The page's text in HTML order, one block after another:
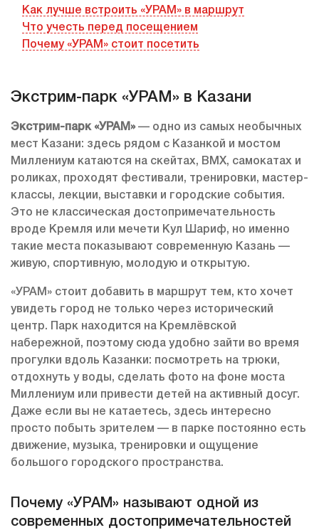
Как лучше встроить «УРАМ» в маршрут
Что учесть перед посещением
Почему «УРАМ» стоит посетить
Экстрим-парк «УРАМ» в Казани
Экстрим-парк «УРАМ» — одно из самых необычных
мест Казани: здесь рядом с Казанкой и мостом
Миллениум катаются на скейтах, BMX, самокатах и
роликах, проходят фестивали, тренировки, мастер-
классы, лекции, выставки и городские события.
Это не классическая достопримечательность
вроде Кремля или мечети Кул Шариф, но именно
такие места показывают современную Казань —
живую, спортивную, молодую и открытую.
«УРАМ» стоит добавить в маршрут тем, кто хочет
увидеть город не только через исторический
центр. Парк находится на Кремлёвской
набережной, поэтому сюда удобно зайти во время
прогулки вдоль Казанки: посмотреть на трюки,
отдохнуть у воды, сделать фото на фоне моста
Миллениум или привести детей на активный досуг.
Даже если вы не катаетесь, здесь интересно
просто побыть зрителем — в парке постоянно есть
движение, музыка, тренировки и ощущение
большого городского пространства.
Почему «УРАМ» называют одной из
современных достопримечательностей